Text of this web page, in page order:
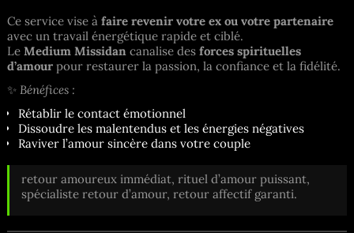
Ce service vise à faire revenir votre ex ou votre partenaire
avec un travail énergétique rapide et ciblé.
Le Medium Missidan canalise des forces spirituelles
d’amour pour restaurer la passion, la confiance et la fidélité.
✨ Bénéfices :
Rétablir le contact émotionnel
Dissoudre les malentendus et les énergies négatives
Raviver l’amour sincère dans votre couple
retour amoureux immédiat, rituel d’amour puissant,
spécialiste retour d’amour, retour affectif garanti.